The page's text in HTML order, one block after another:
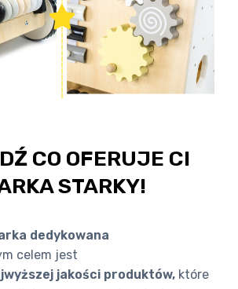
CO OFERUJE CI
STARKY!
dedykowana
celem jest
jakości produktów,które